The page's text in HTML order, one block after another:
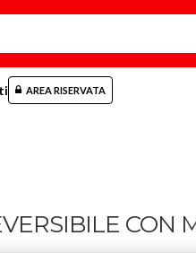
AREA RISERVATA
CON